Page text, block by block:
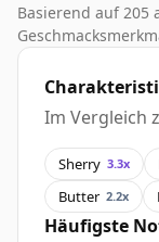
Basierend auf
Im Vergleich
Sherry 3.3x
Butter 2.2x
Häufigste